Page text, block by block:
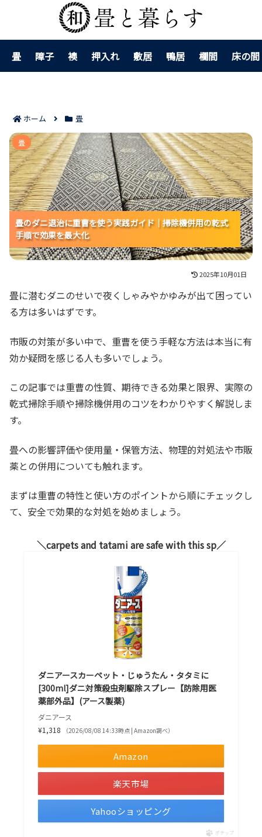
畳 障子 襖 押入れ 敷居 鴨居 欄間 床の間
ホーム 畳
畳のダニ退治に重曹を使う実践ガイド｜掃除機併用の乾
式手順で効果を最大化
畳のダニ退治に重曹を使う実践ガイド｜掃除機併用の乾式
手順で効果を最大化
畳のダニ退治に重曹を使う実践ガイド｜掃除機併用の乾式
手順で効果を最大化
畳のダニ退治に重曹を使う実践ガイド｜掃除機併用の乾式
手順で効果を最大化
畳
2025年10月01日
畳に潜むダニのせいで夜くしゃみやかゆみが出て困ってい
る方は多いはずです。
市販の対策が多い中で、重曹を使う手軽な方法は本当に有
効か疑問を感じる人も多いでしょう。
この記事では重曹の性質、期待できる効果と限界、実際の
乾式掃除手順や掃除機併用のコツをわかりやすく解説しま
す。
畳への影響評価や使用量・保管方法、物理的対処法や市販
薬との併用についても触れます。
まずは重曹の特性と使い方のポイントから順にチェックし
て、安全で効果的な対処を始めましょう。
carpets and tatami are safe with this sp
ダニアースカーペット・じゅうたん・タタミに
[300ml]ダニ対策殺虫剤駆除スプレー【防除用医
薬部外品】(アース製薬)
ダニアース
¥1,318
（2026/08/08 14:33時点 | Amazon調べ）
Amazon
楽天市場
Yahooショッピング
ポチップ